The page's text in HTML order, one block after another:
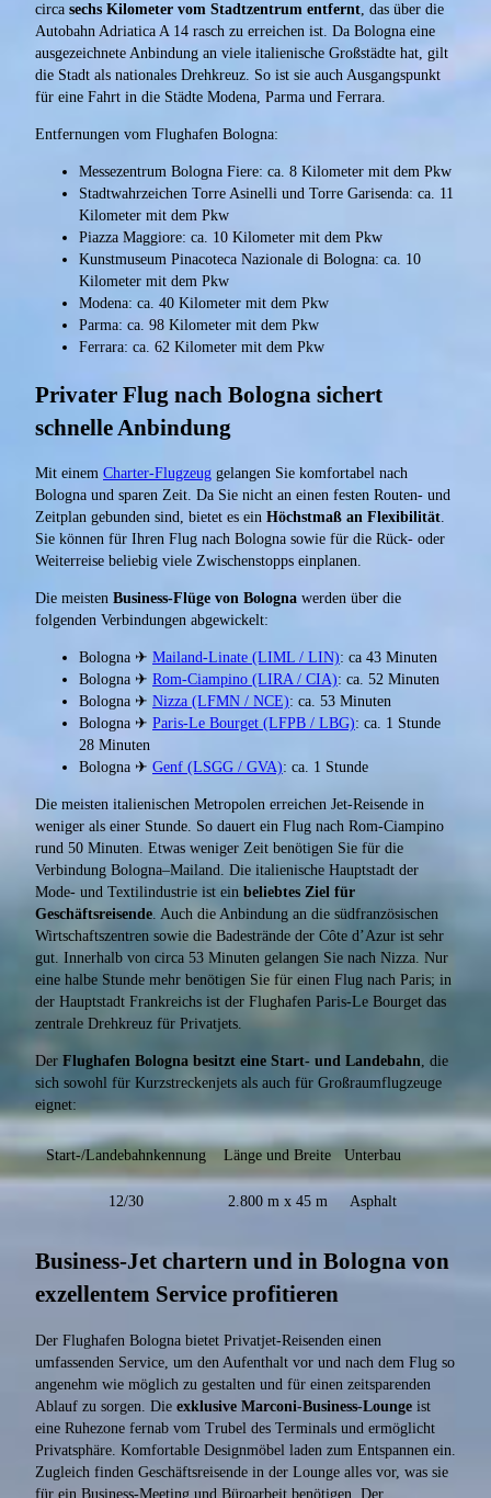
circa sechs Kilometer vom Stadtzentrum entfernt, das über die
Autobahn Adriatica A 14 rasch zu erreichen ist. Da Bologna eine
ausgezeichnete Anbindung an viele italienische Großstädte hat, gilt
die Stadt als nationales Drehkreuz. So ist sie auch Ausgangspunkt
für eine Fahrt in die Städte Modena, Parma und Ferrara.
Entfernungen vom Flughafen Bologna:
Messezentrum Bologna Fiere: ca. 8 Kilometer mit dem Pkw
Stadtwahrzeichen Torre Asinelli und Torre Garisenda: ca. 11
Kilometer mit dem Pkw
Piazza Maggiore: ca. 10 Kilometer mit dem Pkw
Kunstmuseum Pinacoteca Nazionale di Bologna: ca. 10
Kilometer mit dem Pkw
Modena: ca. 40 Kilometer mit dem Pkw
Parma: ca. 98 Kilometer mit dem Pkw
Ferrara: ca. 62 Kilometer mit dem Pkw
Privater Flug nach Bologna sichert
schnelle Anbindung
Mit einem Charter-Flugzeug gelangen Sie komfortabel nach
Bologna und sparen Zeit. Da Sie nicht an einen festen Routen- und
Zeitplan gebunden sind, bietet es ein Höchstmaß an Flexibilität.
Sie können für Ihren Flug nach Bologna sowie für die Rück- oder
Weiterreise beliebig viele Zwischenstopps einplanen.
Die meisten Business-Flüge von Bologna werden über die
folgenden Verbindungen abgewickelt:
Bologna ✈ Mailand-Linate (LIML / LIN): ca 43 Minuten
Bologna ✈ Rom-Ciampino (LIRA / CIA): ca. 52 Minuten
Bologna ✈ Nizza (LFMN / NCE): ca. 53 Minuten
Bologna ✈ Paris-Le Bourget (LFPB / LBG): ca. 1 Stunde
28 Minuten
Bologna ✈ Genf (LSGG / GVA): ca. 1 Stunde
Die meisten italienischen Metropolen erreichen Jet-Reisende in
weniger als einer Stunde. So dauert ein Flug nach Rom-Ciampino
rund 50 Minuten. Etwas weniger Zeit benötigen Sie für die
Verbindung Bologna–Mailand. Die italienische Hauptstadt der
Mode- und Textilindustrie ist ein beliebtes Ziel für
Geschäftsreisende. Auch die Anbindung an die südfranzösischen
Wirtschaftszentren sowie die Badestrände der Côte d’Azur ist sehr
gut. Innerhalb von circa 53 Minuten gelangen Sie nach Nizza. Nur
eine halbe Stunde mehr benötigen Sie für einen Flug nach Paris; in
der Hauptstadt Frankreichs ist der Flughafen Paris-Le Bourget das
zentrale Drehkreuz für Privatjets.
Der Flughafen Bologna besitzt eine Start- und Landebahn, die
sich sowohl für Kurzstreckenjets als auch für Großraumflugzeuge
eignet:
Start-/Landebahnkennung Länge und Breite Unterbau
12/30 2.800 m x 45 m Asphalt
Business-Jet chartern und in Bologna von
exzellentem Service profitieren
Der Flughafen Bologna bietet Privatjet-Reisenden einen
umfassenden Service, um den Aufenthalt vor und nach dem Flug so
angenehm wie möglich zu gestalten und für einen zeitsparenden
Ablauf zu sorgen. Die exklusive Marconi-Business-Lounge ist
eine Ruhezone fernab vom Trubel des Terminals und ermöglicht
Privatsphäre. Komfortable Designmöbel laden zum Entspannen ein.
Zugleich finden Geschäftsreisende in der Lounge alles vor, was sie
für ein Business-Meeting und Büroarbeit benötigen. Der